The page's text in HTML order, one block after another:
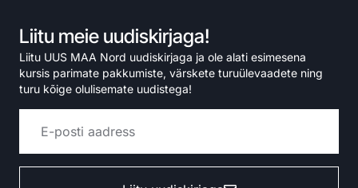
Liitu meie uudiskirjaga!
Liitu UUS MAA Nord uudiskirjaga ja ole alati esimesena
kursis parimate pakkumiste, värskete turuülevaadete ning
turu kõige olulisemate uudistega!